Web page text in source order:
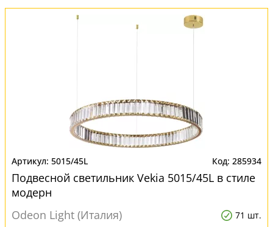
5015/45L 285934
Подвесной светильник Vekia 5015/45L в стиле
модерн
Odeon Light (Италия)
71 шт.